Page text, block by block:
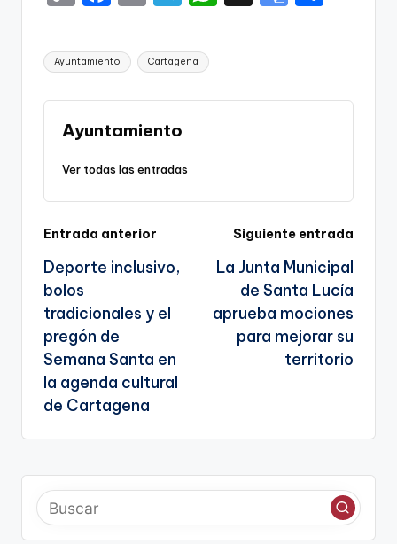
p
y
Li
n
k
c
e
b
o
o
ai
l
e
gr
a A
e
a
te
Etiquetas:
Ayuntamiento Cartagena
Ayuntamiento
Ver todas las entradas
Navegación
de
entradas
Entrada anterior
Deporte inclusivo,
bolos
tradicionales y el
pregón de
Semana Santa en
la agenda cultural
de Cartagena
Siguiente entrada
La Junta Municipal
de Santa Lucía
aprueba mociones
para mejorar su
territorio